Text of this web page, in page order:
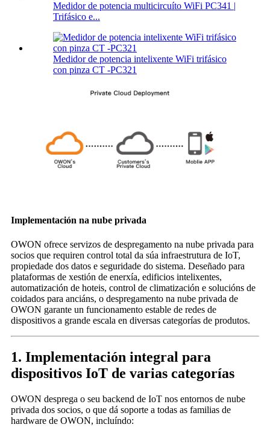
Medidor de potencia multicircuíto WiFi PC341 |
Trifásico e...
Medidor de potencia intelixente WiFi trifásico
con pinza CT -PC321
Implementación na nube privada
OWON ofrece servizos de despregamento na nube privada para
socios que requiren control total da súa infraestrutura de IoT,
propiedade dos datos e seguridade do sistema. Deseñado para
plataformas de xestión de enerxía, edificios intelixentes,
automatización de hoteis, control de climatización e solucións de
coidados para anciáns, o despregamento na nube privada de
OWON garante un funcionamento estable de redes de
dispositivos a grande escala en diversas categorías de produtos.
1. Implementación integral para
dispositivos IoT de varias categorías
OWON desprega o seu backend de IoT nos entornos de nube
privada dos socios, o que dá soporte a todas as familias de
hardware de OWON, incluíndo: